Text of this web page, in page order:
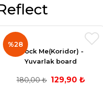
%28
Block Me(Koridor) -
Yuvarlak board
180,00 ₺ 129,90 ₺